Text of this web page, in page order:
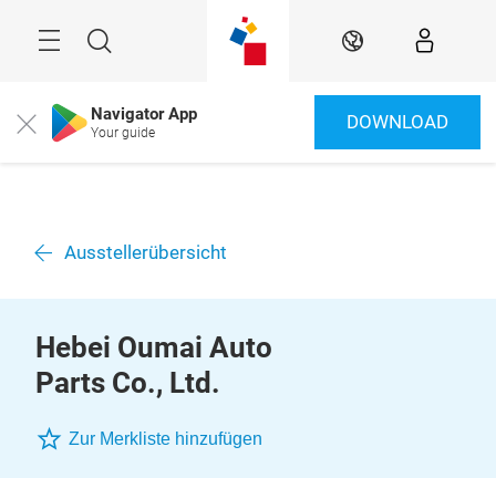
Suche DE
Close Navigator App
Your guide DOWNLOAD
Ausstellerübersicht
Hebei Oumai Auto
Parts Co., Ltd.
Zur Merkliste hinzufügen